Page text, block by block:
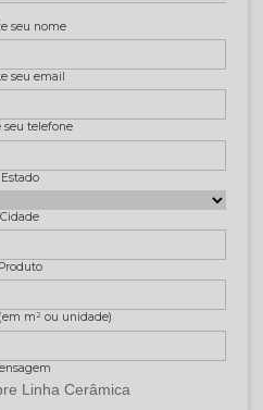
seu nome
seu email
seu telefone
Estado
Cidade
Produto
m² ou unidade)